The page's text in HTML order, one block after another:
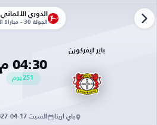
الدوري الألماني
الجولة 30 - مباراة الإياب
باير ليفركوزن
04:30 م
251يوم
باي أرينا السبت 17-04-2027 · 04:30 م